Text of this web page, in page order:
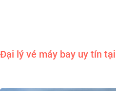
Đại lý vé máy bay uy tín